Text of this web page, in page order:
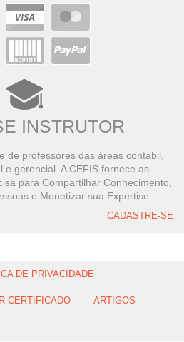
INSTRUTOR
de professores das áreas contábil,
e gerencial. A CEFIS fornece as
para Compartilhar Conhecimento,
e Monetizar sua Expertise.
CADASTRE-SE
DE PRIVACIDADE
CERTIFICADO ARTIGOS